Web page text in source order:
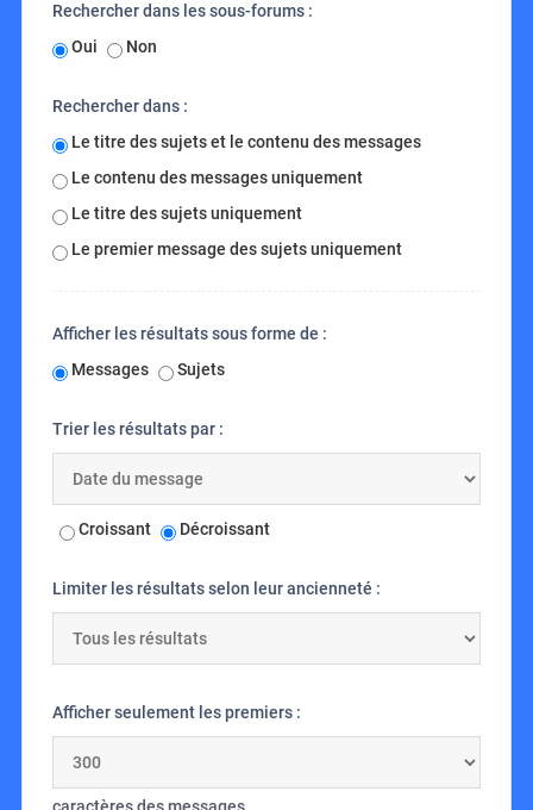
Rechercher dans les sous-forums :
Oui
Non
Rechercher dans :
Le titre des sujets et le contenu des messages
Le contenu des messages uniquement
Le titre des sujets uniquement
Le premier message des sujets uniquement
Afficher les résultats sous forme de :
Messages
Sujets
Trier les résultats par :
Croissant Décroissant
Limiter les résultats selon leur ancienneté :
Afficher seulement les premiers :